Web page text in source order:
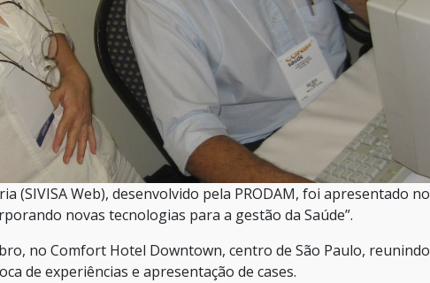
(SIVISA Web), desenvolvido pela PRODAM, foi apresentado no
novas tecnologias para a gestão da Saúde”.
no Comfort Hotel Downtown, centro de São Paulo, reunindo
de experiências e apresentação de cases.